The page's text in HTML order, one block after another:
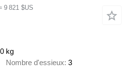
9 821 $US
kg
Nombre d'essieux 3